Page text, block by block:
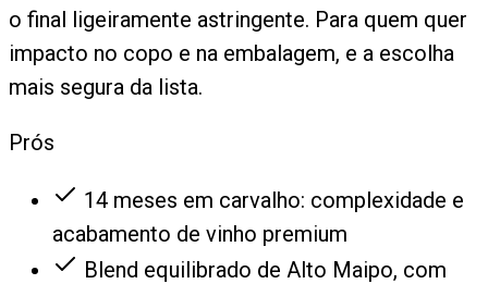
o final ligeiramente astringente. Para quem quer
impacto no copo e na embalagem, e a escolha
mais segura da lista.
Prós
14 meses em carvalho: complexidade e
acabamento de vinho premium
Blend equilibrado de Alto Maipo, com